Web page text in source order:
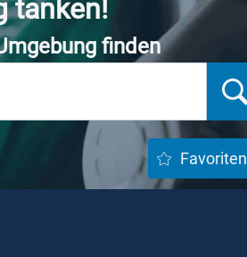
tanken!
finden
Favoriten